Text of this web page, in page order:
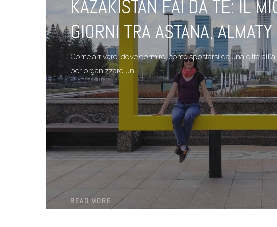
KAZAKISTAN FAI DA TE: IL
GIORNI TRA ASTANA,
Come arrivare, dove dormire, come spostarsi da una città
per organizzare un...
READ MORE